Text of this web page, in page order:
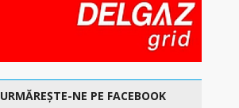
URMĂREȘTE-NE PE FACEBOOK